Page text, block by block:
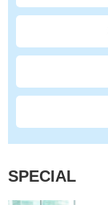
SPECIAL